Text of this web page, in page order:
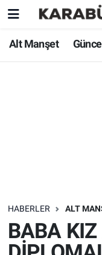
Alt Manşet
HABERLER ALT
BABA KIZ